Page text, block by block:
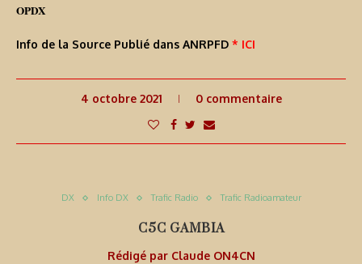
OPDX
Info de la Source Publié dans ANRPFD * ICI
4 octobre 2021 0 commentaire
DX Info DX Trafic Radio Trafic Radioamateur
C5C GAMBIA
Rédigé par Claude ON4CN